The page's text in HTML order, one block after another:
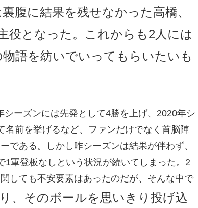
腹に結果を残せなかった高橋、
役となった。これからも2人には
語を紡いでいってもらいたいも
ーズンには先発として4勝を上げ、2020年シ
前を挙げるなど、ファンだけでなく首脳陣
である。しかし昨シーズンは結果が伴わず、
軍登板なしという状況が続いてしまった。2
しても不安要素はあったのだが、そんな中で
、そのボールを思いきり投げ込